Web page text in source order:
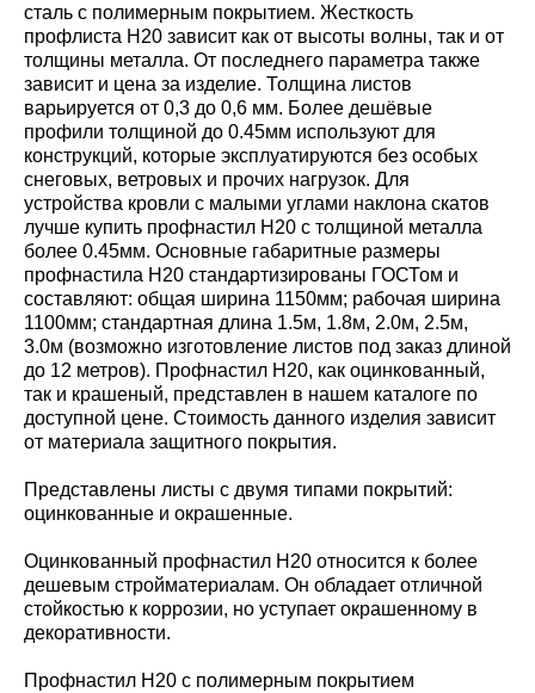
сталь с полимерным покрытием. Жесткость
профлиста Н20 зависит как от высоты волны, так и от
толщины металла. От последнего параметра также
зависит и цена за изделие. Толщина листов
варьируется от 0,3 до 0,6 мм. Более дешёвые
профили толщиной до 0.45мм используют для
конструкций, которые эксплуатируются без особых
снеговых, ветровых и прочих нагрузок. Для
устройства кровли с малыми углами наклона скатов
лучше купить профнастил Н20 с толщиной металла
более 0.45мм. Основные габаритные размеры
профнастила Н20 стандартизированы ГОСТом и
составляют: общая ширина 1150мм; рабочая ширина
1100мм; стандартная длина 1.5м, 1.8м, 2.0м, 2.5м,
3.0м (возможно изготовление листов под заказ длиной
до 12 метров). Профнастил Н20, как оцинкованный,
так и крашеный, представлен в нашем каталоге по
доступной цене. Стоимость данного изделия зависит
от материала защитного покрытия.
Представлены листы с двумя типами покрытий:
оцинкованные и окрашенные.
Оцинкованный профнастил Н20 относится к более
дешевым стройматериалам. Он обладает отличной
стойкостью к коррозии, но уступает окрашенному в
декоративности.
Профнастил Н20 с полимерным покрытием